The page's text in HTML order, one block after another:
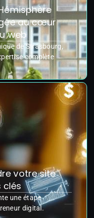
au cœur
web
de Strasbourg,
complète
votre site
clés
une étape
digital.